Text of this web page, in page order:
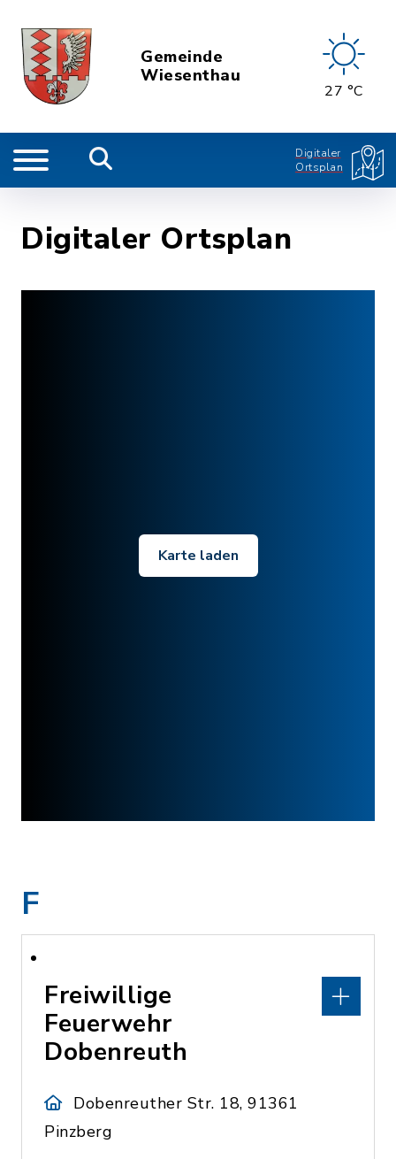
Gemeinde
Wiesenthau
27 °C
Digitaler
Ortsplan
Digitaler Ortsplan
Karte laden
F
Freiwillige
Feuerwehr
Dobenreuth
Dobenreuther Str. 18, 91361
Pinzberg